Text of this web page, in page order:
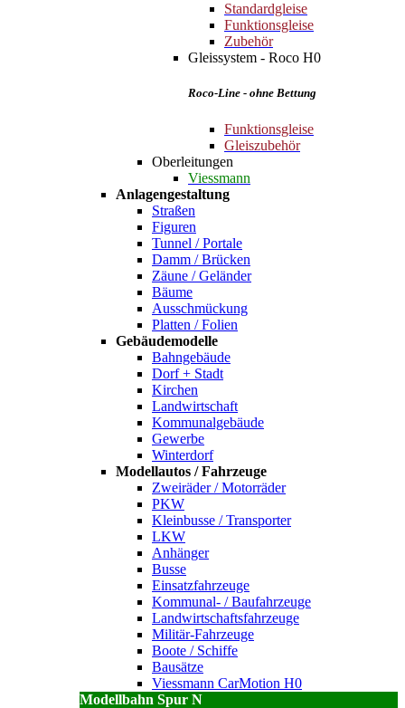
Standardgleise
Funktionsgleise
Zubehör
Gleissystem - Roco H0
Roco-Line - ohne Bettung
Funktionsgleise
Gleiszubehör
Oberleitungen
Viessmann
Anlagengestaltung
Straßen
Figuren
Tunnel / Portale
Damm / Brücken
Zäune / Geländer
Bäume
Ausschmückung
Platten / Folien
Gebäudemodelle
Bahngebäude
Dorf + Stadt
Kirchen
Landwirtschaft
Kommunalgebäude
Gewerbe
Winterdorf
Modellautos / Fahrzeuge
Zweiräder / Motorräder
PKW
Kleinbusse / Transporter
LKW
Anhänger
Busse
Einsatzfahrzeuge
Kommunal- / Baufahrzeuge
Landwirtschaftsfahrzeuge
Militär-Fahrzeuge
Boote / Schiffe
Bausätze
Viessmann CarMotion H0
Modellbahn Spur N